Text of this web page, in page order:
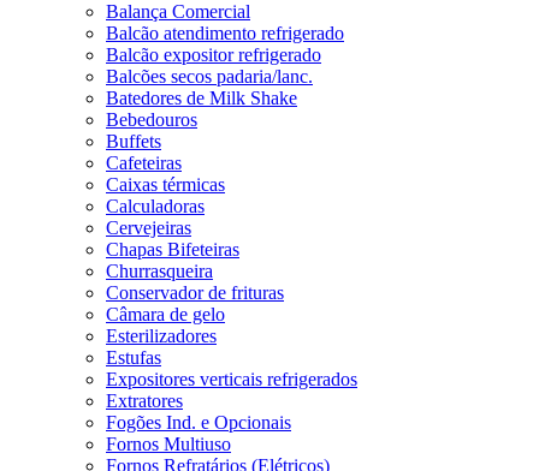
Balança Comercial
Balcão atendimento refrigerado
Balcão expositor refrigerado
Balcões secos padaria/lanc.
Batedores de Milk Shake
Bebedouros
Buffets
Cafeteiras
Caixas térmicas
Calculadoras
Cervejeiras
Chapas Bifeteiras
Churrasqueira
Conservador de frituras
Câmara de gelo
Esterilizadores
Estufas
Expositores verticais refrigerados
Extratores
Fogões Ind. e Opcionais
Fornos Multiuso
Fornos Refratários (Elétricos)